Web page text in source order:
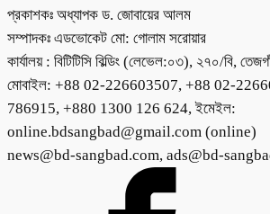
প্রকাশকঃ অধ্যাপক ড. জোবায়ের আলম
সম্পাদকঃ এডভোকেট মো: গোলাম সরোয়ার
কার্যালয় : বিটিটিসি বিল্ডিং (লেভেল:০৩), ২৭০/বি,
মোবাইল: +88 02-226603507, +88 02-
786915, +880 1300 126 624, ইমেইল:
online.bdsangbad@gmail.com (online)
news@bd-sangbad.com, ads@bd-